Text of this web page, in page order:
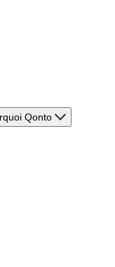
Qonto